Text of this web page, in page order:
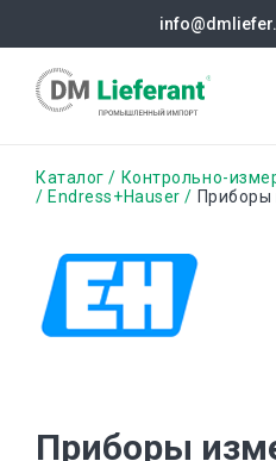
содержанию
Строка
Каталог
Контрольно-
Endress+Hauser
Приборы
Приборы